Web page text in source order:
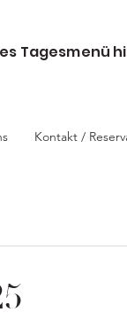
Tagesmenü
Kontakt /